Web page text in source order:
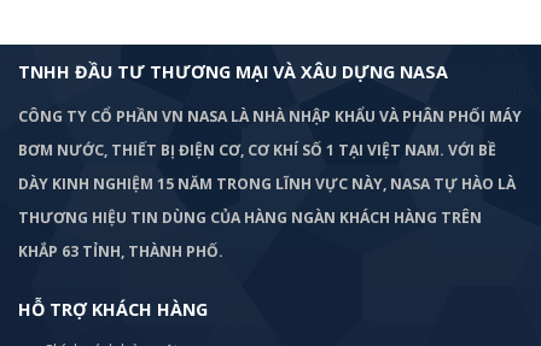
TNHH ĐẦU TƯ THƯƠNG MẠI VÀ XÂU DỰNG NASA
CÔNG TY CỔ PHẦN VN NASA LÀ NHÀ NHẬP KHẨU VÀ PHÂN PHỐI MÁY
BƠM NƯỚC, THIẾT BỊ ĐIỆN CƠ, CƠ KHÍ SỐ 1 TẠI VIỆT NAM. VỚI BỀ
DÀY KINH NGHIỆM 15 NĂM TRONG LĨNH VỰC NÀY, NASA TỰ HÀO LÀ
THƯƠNG HIỆU TIN DÙNG CỦA HÀNG NGÀN KHÁCH HÀNG TRÊN
KHẮP 63 TỈNH, THÀNH PHỐ.
HỖ TRỢ KHÁCH HÀNG